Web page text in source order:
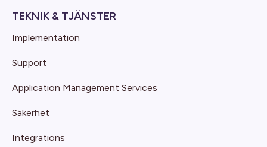
TEKNIK & TJÄNSTER
Implementation
Support
Application Management Services
Säkerhet
Integrations